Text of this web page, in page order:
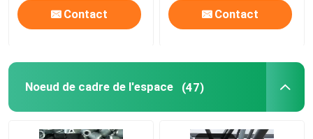
Contact Contact
Noeud de cadre de l'espace (47)